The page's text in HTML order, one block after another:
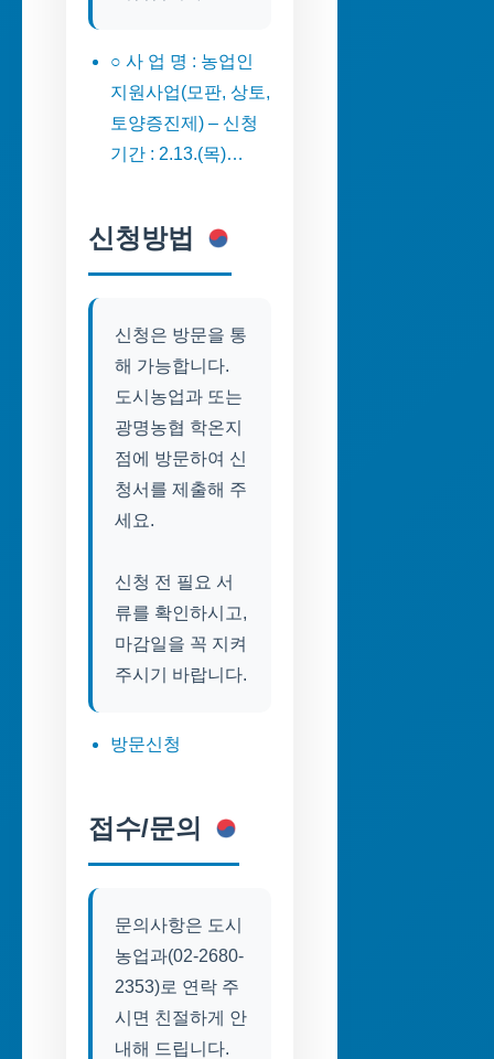
○ 사 업 명 : 농업인
지원사업(모판, 상토,
토양증진제) – 신청
기간 : 2.13.(목)…
신청방법
신청은 방문을 통
해 가능합니다.
도시농업과 또는
광명농협 학온지
점에 방문하여 신
청서를 제출해 주
세요.
신청 전 필요 서
류를 확인하시고,
마감일을 꼭 지켜
주시기 바랍니다.
방문신청
접수/문의
문의사항은 도시
농업과(02-2680-
2353)로 연락 주
시면 친절하게 안
내해 드립니다.